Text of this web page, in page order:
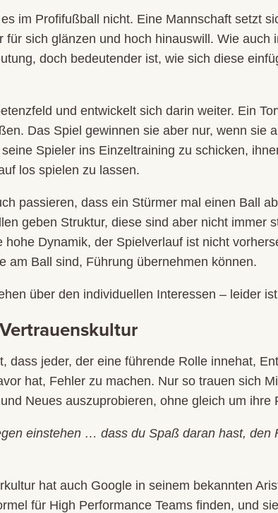
im Profifußball nicht. Eine Mannschaft setzt
für sich glänzen und hoch hinauswill. Wie auch
doch bedeutender ist, wie sich diese
und entwickelt sich darin weiter. Ein
Das Spiel gewinnen sie aber nur, wenn sie
Spieler ins Einzeltraining zu schicken,
los spielen zu lassen.
passieren, dass ein Stürmer mal einen Ball
geben Struktur, diese sind aber nicht immer
hohe Dynamik, der Spielverlauf ist nicht
am Ball sind, Führung übernehmen können.
über den individuellen Interessen – leider
dass jeder, der eine führende Rolle innehat,
hat, Fehler zu machen. Nur so trauen sich
Neues auszuprobieren, ohne gleich um ihre
einstehen … dass du Spaß daran hast, den
hat auch Google in seinem bekannten
für High Performance Teams finden, und